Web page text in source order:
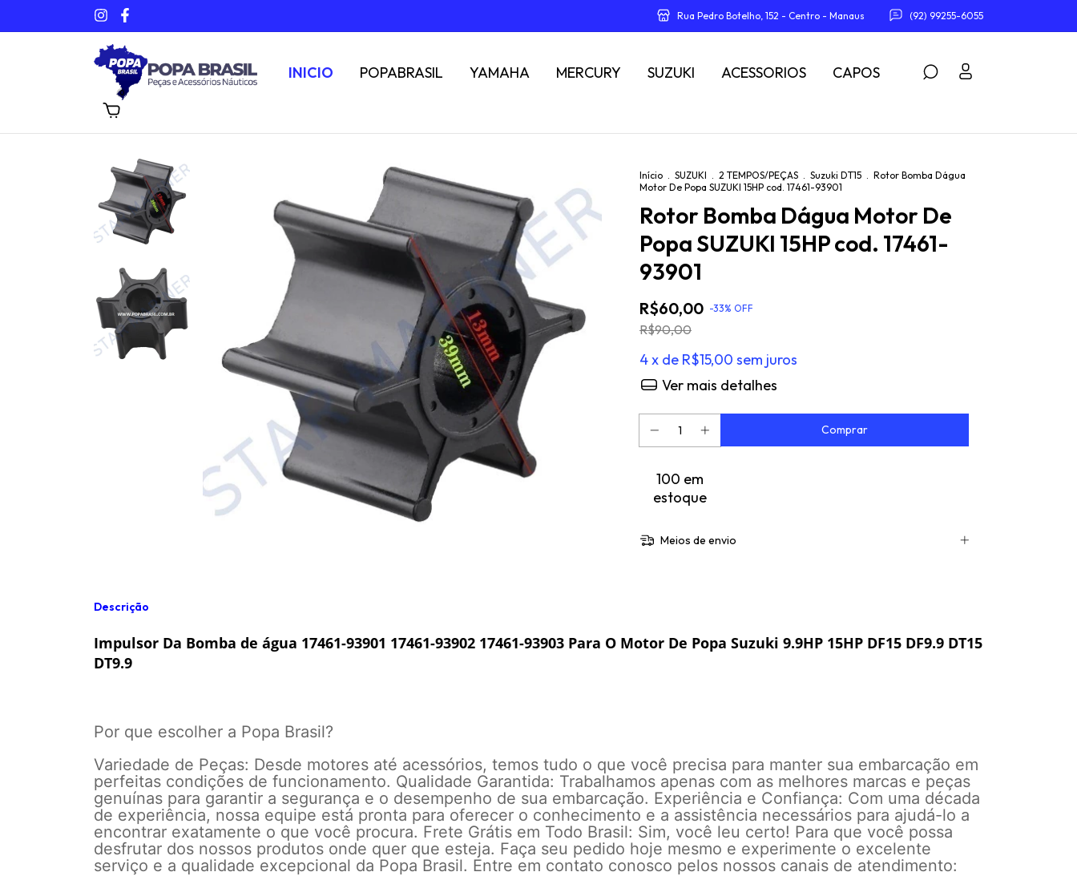
Rua Pedro Botelho, 152 - Centro - Manaus (92) 99255-6055
INICIO POPABRASIL YAMAHA MERCURY SUZUKI ACESSORIOS CAPOS
0
Início . SUZUKI . 2 TEMPOS/PEÇAS . Suzuki DT15 . Rotor Bomba Dágua
Motor De Popa SUZUKI 15HP cod. 17461-93901
Rotor Bomba Dágua Motor De
Popa SUZUKI 15HP cod. 17461-
93901
R$60,00 -33% OFF
R$90,00
4x de R$15,00 sem juros
Ver mais detalhes
100 em
estoque
Meios de envio
Descrição
Impulsor Da Bomba de água 17461-93901 17461-93902 17461-93903 Para O Motor De Popa Suzuki 9.9HP 15HP DF15 DF9.9 DT15
DT9.9
Por que escolher a Popa Brasil?
Variedade de Peças: Desde motores até acessórios, temos tudo o que você precisa para manter sua embarcação em
perfeitas condições de funcionamento. Qualidade Garantida: Trabalhamos apenas com as melhores marcas e peças
genuínas para garantir a segurança e o desempenho de sua embarcação. Experiência e Confiança: Com uma década
de experiência, nossa equipe está pronta para oferecer o conhecimento e a assistência necessários para ajudá-lo a
encontrar exatamente o que você procura. Frete Grátis em Todo Brasil: Sim, você leu certo! Para que você possa
desfrutar dos nossos produtos onde quer que esteja. Faça seu pedido hoje mesmo e experimente o excelente
serviço e a qualidade excepcional da Popa Brasil. Entre em contato conosco pelos nossos canais de atendimento: